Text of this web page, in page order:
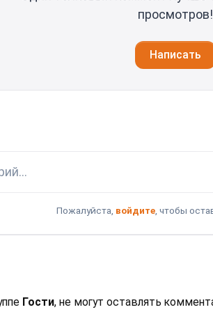
просмотров!
Написать
Пожалуйста, войдите, чтобы
Гости, не могут оставлять